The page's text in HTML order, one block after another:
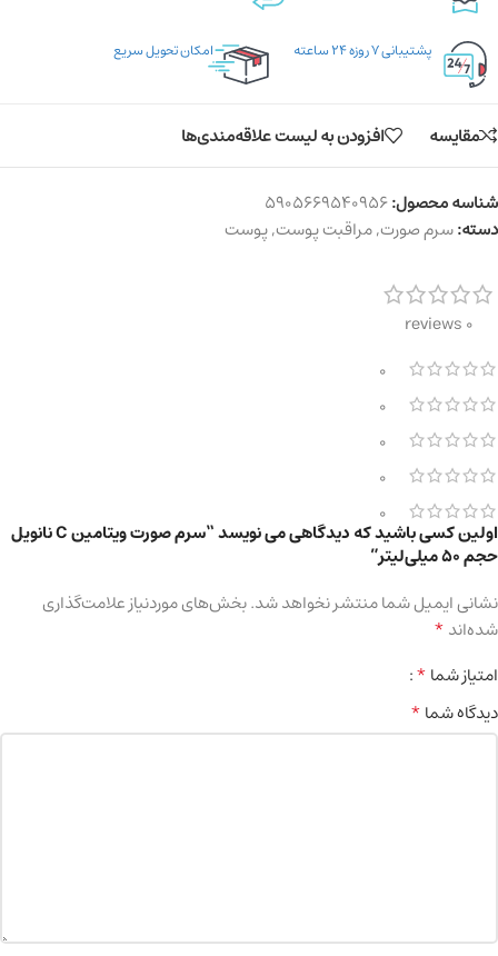
پشتیبانی ۷ روزه ۲۴ ساعته امکان تحویل سریع
مقایسه افزودن به لیست علاقه‌مندی‌ها
شناسه محصول:5905669540956
دسته:سرم صورت,مراقبت پوست,پوست
0 reviews
0
0
0
0
0
اولین کسی باشید که دیدگاهی می نویسد “سرم صورت ویتامین C نانویل
حجم 50 میلی‌لیتر”
نشانی ایمیل شما منتشر نخواهد شد.بخش‌های موردنیاز علامت‌گذاری
شده‌اند*
امتیاز شما*
دیدگاه شما*